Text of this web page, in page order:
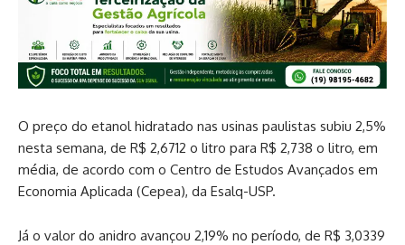
O preço do etanol hidratado nas usinas paulistas subiu 2,5%
nesta semana, de R$ 2,6712 o litro para R$ 2,738 o litro, em
média, de acordo com o Centro de Estudos Avançados em
Economia Aplicada (Cepea), da Esalq-USP.
Já o valor do anidro avançou 2,19% no período, de R$ 3,0339